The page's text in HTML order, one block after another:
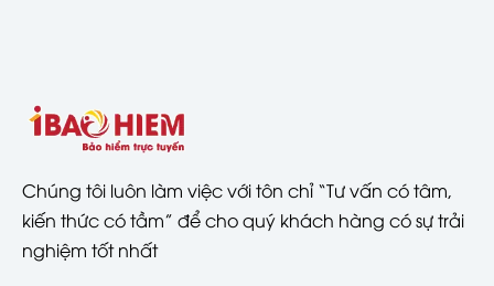
Chúng tôi luôn làm việc với tôn chỉ “Tư vấn có tâm,
kiến thức có tầm” để cho quý khách hàng có sự trải
nghiệm tốt nhất